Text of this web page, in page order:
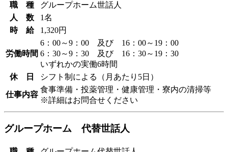
職 種
グループホーム世話人
人 数
1名
時 給
1,320円
労働時間
6：00～9：00 及び 16：00～19：00
6：30～9：30 及び 16：30～19：30
いずれかの実働6時間
休 日
シフト制による（月あたり5日）
仕事内容
食事準備・投薬管理・健康管理・寮内の清掃等
※詳細はお問合せください
グループホーム 代替世話人